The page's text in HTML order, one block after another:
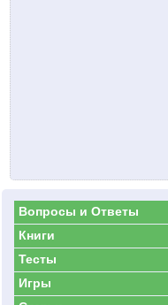
Вопросы и Ответы
Книги
Тесты
Игры